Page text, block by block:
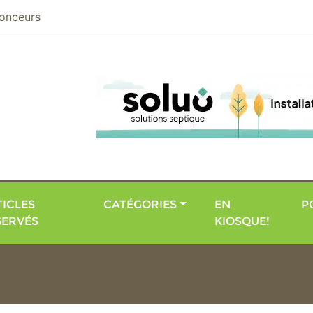
CATÉGORIES
EN
KIOSQUE!